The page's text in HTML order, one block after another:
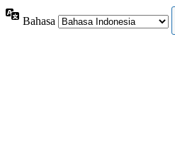
Bahasa